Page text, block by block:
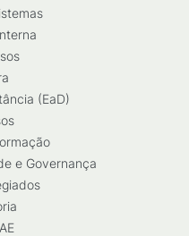
(EaD)
e Governança